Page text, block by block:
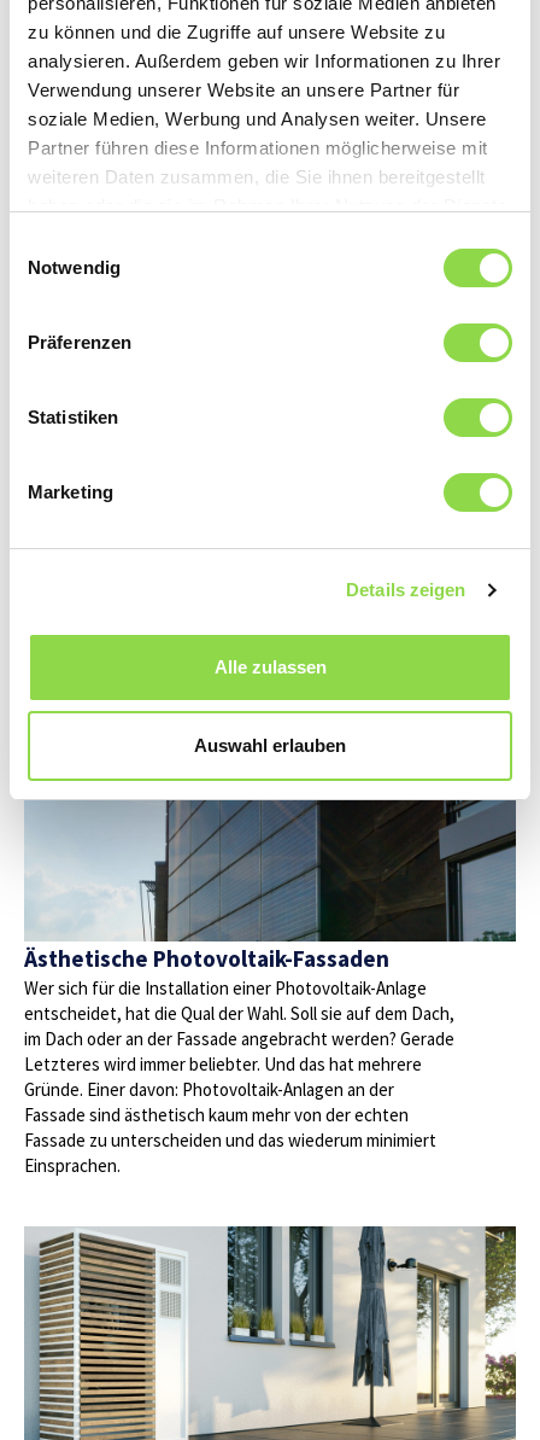
zu können und die Zugriffe auf unsere Website zu
analysieren. Außerdem geben wir Informationen zu Ihrer
Verwendung unserer Website an unsere Partner für
soziale Medien, Werbung und Analysen weiter. Unsere
Partner führen diese Informationen möglicherweise mit
weiteren Daten zusammen, die Sie ihnen bereitgestellt
Notwendig
Präferenzen
Statistiken
Marketing
Details zeigen
Alle zulassen
Auswahl erlauben
Mehr Subventionen für erneuerbare Energien
Der Bundesrat hat Ende November 2022 beschlossen,
die Förderinstrumente für die Stromproduktion aus
erneuerbaren Energien zu stärken. Damit sollen Hürden
abgebaut und die Energieversorgung der Schweiz weiter
gefestigt werden.
Das Elektroauto zu Hause laden
der Installation einer solchen zu beachten? Welche
Mehrfamilienhäusern?
Ästhetische Photovoltaik-Fassaden
Wer sich für die Installation einer Photovoltaik-Anlage
entscheidet, hat die Qual der Wahl. Soll sie auf dem Dach,
im Dach oder an der Fassade angebracht werden? Gerade
Letzteres wird immer beliebter. Und das hat mehrere
Gründe. Einer davon: Photovoltaik-Anlagen an der
Fassade sind ästhetisch kaum mehr von der echten
Fassade zu unterscheiden und das wiederum minimiert
Einsprachen.